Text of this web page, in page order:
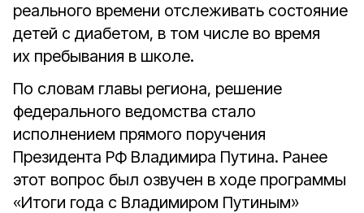
реального времени отслеживать состояние
детей с диабетом, в том числе во время
их пребывания в школе.
По словам главы региона, решение
федерального ведомства стало
исполнением прямого поручения
Президента РФ Владимира Путина. Ранее
этот вопрос был озвучен в ходе программы
«Итоги года с Владимиром Путиным»